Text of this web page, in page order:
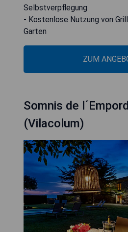
Selbstverpflegung
- Kostenlose Nutzung von
Garten
ZUM
Somnis de
(Vilacolum)